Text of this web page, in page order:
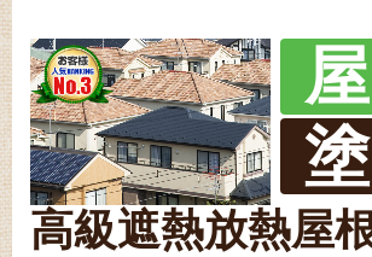
屋
塗
高級遮熱放熱屋